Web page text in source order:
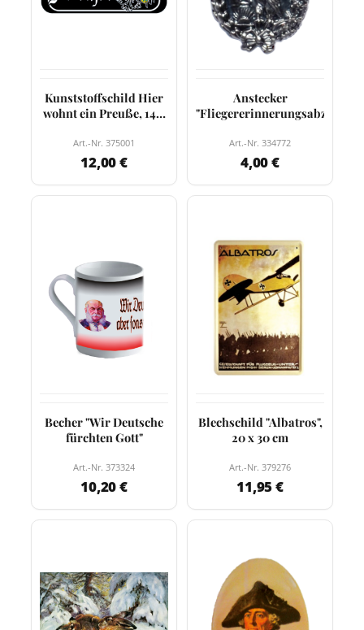
Kunststoffschild Hier
wohnt ein Preuße, 14,6
Art.-Nr. 375001
12,00 €
Anstecker
Art.-Nr. 334772
4,00 €
Becher "Wir Deutsche
fürchten Gott"
Art.-Nr. 373324
10,20 €
Blechschild "Albatros",
20 x 30 cm
Art.-Nr. 379276
11,95 €